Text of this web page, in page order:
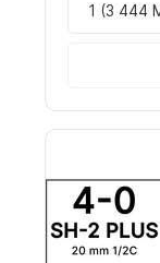
1 (3 444